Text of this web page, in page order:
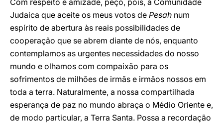
Com respeito e amizade, peço, pois, à Comunidade
Judaica que aceite os meus votos de Pesah num
espírito de abertura às reais possibilidades de
cooperação que se abrem diante de nós, enquanto
contemplamos as urgentes necessidades do nosso
mundo e olhamos com compaixão para os
sofrimentos de milhões de irmãs e irmãos nossos em
toda a terra. Naturalmente, a nossa compartilhada
esperança de paz no mundo abraça o Médio Oriente e,
de modo particular, a Terra Santa. Possa a recordação